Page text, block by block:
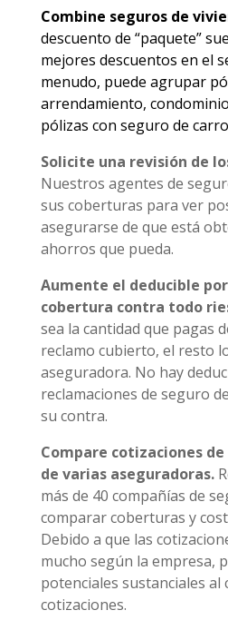
Combine seguros de
descuento de “paquete”
mejores descuentos en el
menudo, puede agrupar
arrendamiento,
pólizas con seguro de
Solicite una revisión de
Nuestros agentes de
sus coberturas para ver
asegurarse de que está
ahorros que pueda.
Aumente el deducible
cobertura contra todo
sea la cantidad que pagas
reclamo cubierto, el resto
aseguradora. No hay
reclamaciones de seguro
su contra.
Compare cotizaciones
de varias aseguradoras.
más de 40 compañías de
comparar coberturas y
Debido a que las
mucho según la empresa,
potenciales sustanciales al
cotizaciones.